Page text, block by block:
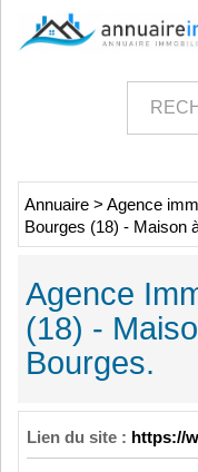
Annuaire > Agence
Bourges (18) - Maison
Agence
(18) -
Bourges.
Lien du site : https://